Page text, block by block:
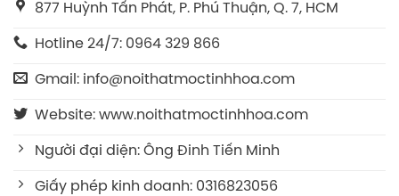
877 Huỳnh Tấn Phát, P. Phú Thuận, Q. 7, HCM
Hotline 24/7: 0964 329 866
Gmail: info@noithatmoctinhhoa.com
Website: www.noithatmoctinhhoa.com
Người đại diện: Ông Đinh Tiến Minh
Giấy phép kinh doanh: 0316823056